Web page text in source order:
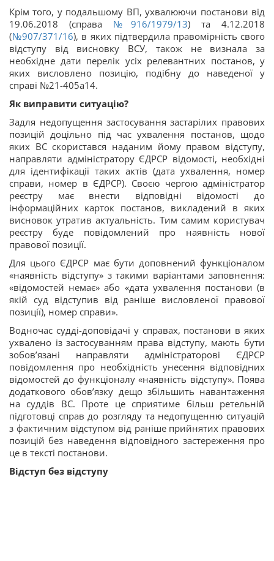
Крім того, у подальшому ВП, ухвалюючи постанови від
19.06.2018 (справа №916/1979/13) та 4.12.2018
(№907/371/16), в яких підтвердила правомірність свого
відступу від висновку ВСУ, також не визнала за
необхідне дати перелік усіх релевантних постанов, у
яких висловлено позицію, подібну до наведеної у
справі №21-405а14.
Як виправити ситуацію?
Задля недопущення застосування застарілих правових
позицій доцільно під час ухвалення постанов, щодо
яких ВС скористався наданим йому правом відступу,
направляти адміністратору ЄДРСР відомості, необхідні
для ідентифікації таких актів (дата ухвалення, номер
справи, номер в ЄДРСР). Своєю чергою адміністратор
реєстру має внести відповідні відомості до
інформаційних карток постанов, викладений в яких
висновок утратив актуальність. Тим самим користувач
реєстру буде повідомлений про наявність нової
правової позиції.
Для цього ЄДРСР має бути доповнений функціоналом
«наявність відступу» з такими варіантами заповнення:
«відомостей немає» або «дата ухвалення постанови (в
якій суд відступив від раніше висловленої правової
позиції), номер справи».
Водночас судді-доповідачі у справах, постанови в яких
ухвалено із застосуванням права відступу, мають бути
зобов’язані направляти адміністраторові ЄДРСР
повідомлення про необхідність унесення відповідних
відомостей до функціоналу «наявність відступу». Поява
додаткового обов’язку дещо збільшить навантаження
на суддів ВС. Проте це сприятиме більш ретельній
підготовці справ до розгляду та недопущенню ситуацій
з фактичним відступом від раніше прийнятих правових
позицій без наведення відповідного застереження про
це в тексті постанови.
Відступ без відступу